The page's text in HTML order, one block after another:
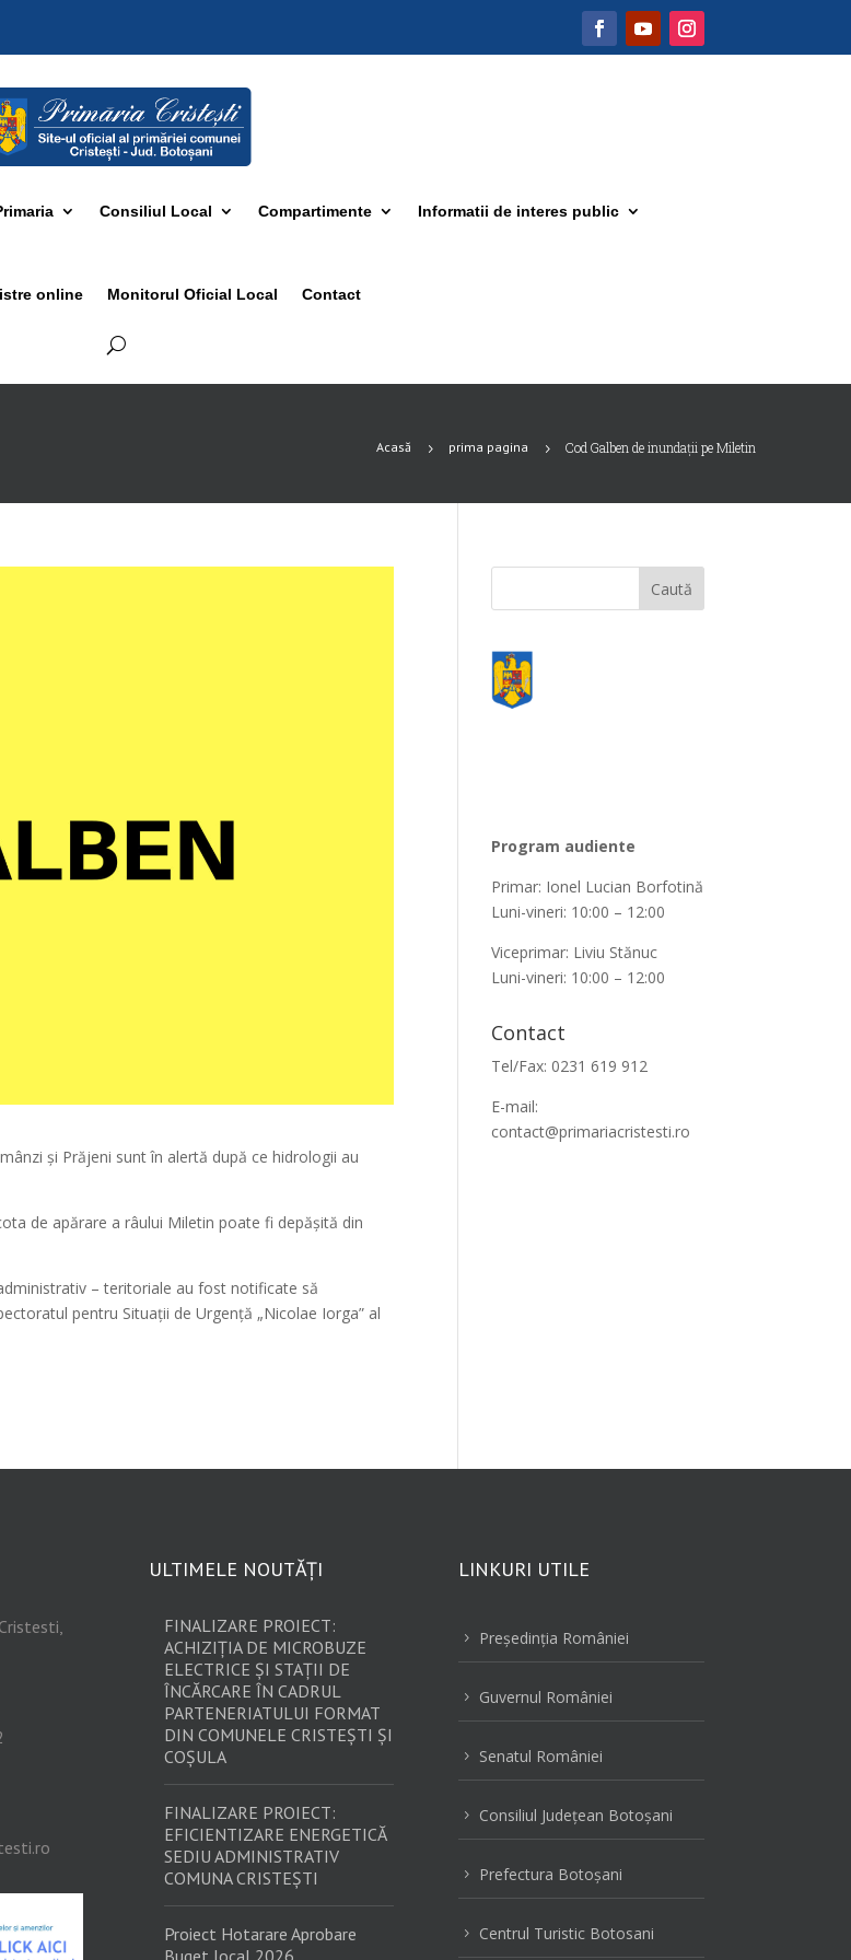
Consiliul Local Compartimente Informatii de interes public
online Monitorul Oficial Local Contact
Acasă 5 prima pagina 5 Cod Galben de inundații pe Miletin
și Prăjeni sunt în alertă după ce hidrologii au
de apărare a râului Miletin poate fi depășită din
– teritoriale au fost notificate să
pentru Situaţii de Urgenţă „Nicolae Iorga” al
Program audiente
Primar: Ionel Lucian Borfotină
Luni-vineri: 10:00 – 12:00
Viceprimar: Liviu Stănuc
Luni-vineri: 10:00 – 12:00
Contact
Tel/Fax: 0231 619 912
E-mail:
contact@primariacristesti.ro
ULTIMELE NOUTĂȚI
FINALIZARE PROIECT:
ACHIZIȚIA DE MICROBUZE
ELECTRICE ȘI STAȚII DE
ÎNCĂRCARE ÎN CADRUL
PARTENERIATULUI FORMAT
DIN COMUNELE CRISTEȘTI ȘI
COȘULA
FINALIZARE PROIECT:
EFICIENTIZARE ENERGETICĂ
SEDIU ADMINISTRATIV
COMUNA CRISTEȘTI
Proiect Hotarare Aprobare
Buget local 2026
LINKURI UTILE
5 Preşedinţia României
5 Guvernul României
5 Senatul României
5 Consiliul Judeţean Botoşani
5 Prefectura Botoşani
5 Centrul Turistic Botosani